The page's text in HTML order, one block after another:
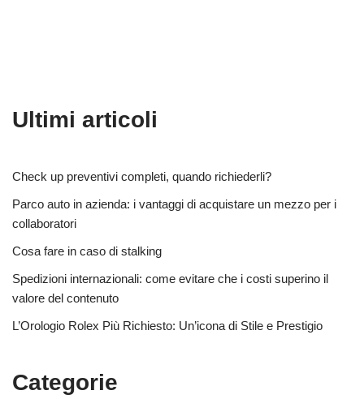
Ultimi articoli
Check up preventivi completi, quando richiederli?
Parco auto in azienda: i vantaggi di acquistare un mezzo per i
collaboratori
Cosa fare in caso di stalking
Spedizioni internazionali: come evitare che i costi superino il
valore del contenuto
L’Orologio Rolex Più Richiesto: Un’icona di Stile e Prestigio
Categorie